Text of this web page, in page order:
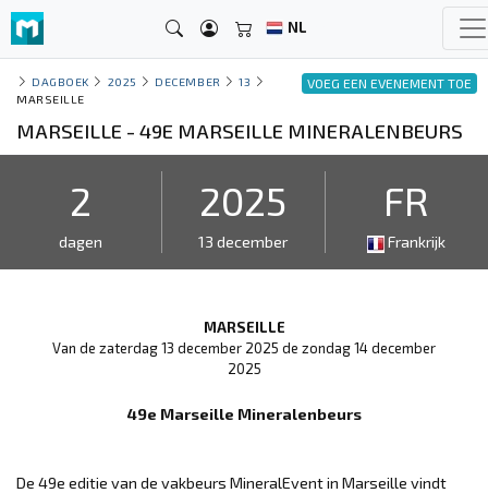
NL
VOEG EEN EVENEMENT TOE
DAGBOEK 2025 DECEMBER
13
MARSEILLE
MARSEILLE - 49E MARSEILLE MINERALENBEURS
2
dagen
2025
13 december
FR
Frankrijk
MARSEILLE
Van de zaterdag 13 december 2025 de zondag 14 december
2025
49e Marseille Mineralenbeurs
De 49e editie van de vakbeurs MineralEvent in Marseille vindt